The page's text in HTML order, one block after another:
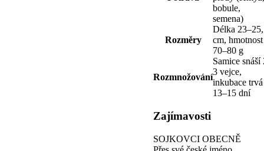
bobule,
semena)
Rozměry
Délka
cm, hmotnost
70–80 g
Rozmnožování
Samice snáší
3 vejce,
inkubace trvá
13–15 dní
Zajímavosti
SOJKOVCI OBECNĚ